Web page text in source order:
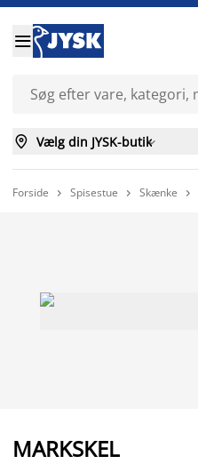

 Vælg din JYSK-butik
Forside  Spisestue  Skænke 
MARKSKEL